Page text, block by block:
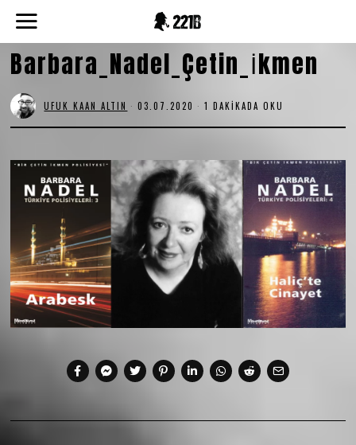
Barbara_Nadel_Çetin_İkmen
UFUK KAAN ALTIN 03.07.2020 1 DAKIKADA OKU